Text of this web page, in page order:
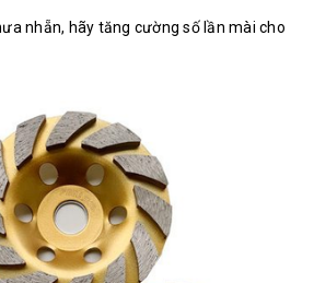
nhẵn, hãy tăng cường số lần mài cho